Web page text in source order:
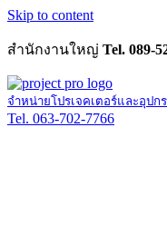
Skip to content
สำนักงานใหญ่ Tel. 089-
จำหน่ายโปรเจคเตอร์และอุป
Tel. 063-702-7766